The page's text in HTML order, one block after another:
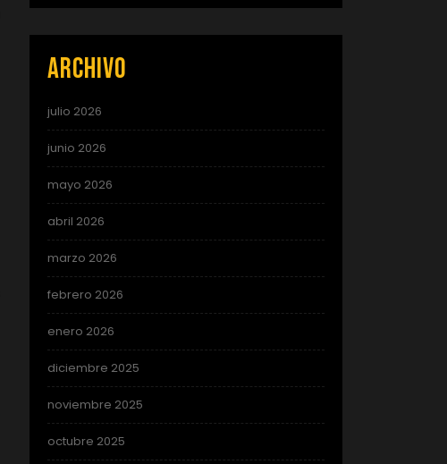
Archivo
julio 2026
junio 2026
mayo 2026
abril 2026
marzo 2026
febrero 2026
enero 2026
diciembre 2025
noviembre 2025
octubre 2025